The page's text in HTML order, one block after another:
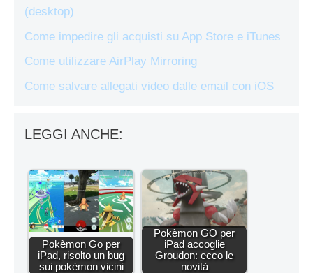
(desktop)
Come impedire gli acquisti su App Store e iTunes
Come utilizzare AirPlay Mirroring
Come salvare allegati video dalle email con iOS
LEGGI ANCHE:
Pokèmon Go per
iPad, risolto un bug
sui pokèmon vicini
Pokèmon GO per
iPad accoglie
Groudon: ecco le
novità